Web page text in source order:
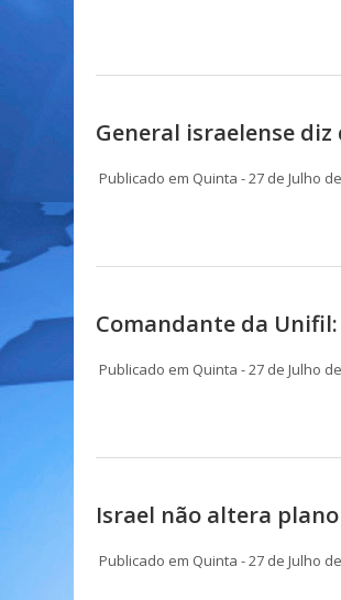
General israelense
Publicado em Quinta - 27 de Julho
Comandante da
Publicado em Quinta - 27 de Julho
Israel não altera
Publicado em Quinta - 27 de Julho